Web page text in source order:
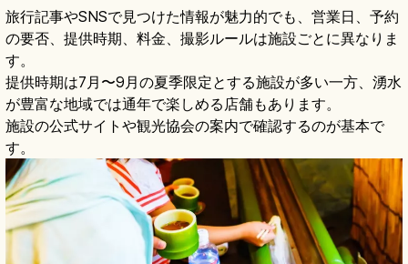
旅行記事やSNSで見つけた情報が魅力的でも、営業日、予約
の要否、提供時期、料金、撮影ルールは施設ごとに異なりま
す。
提供時期は7月〜9月の夏季限定とする施設が多い一方、湧水
が豊富な地域では通年で楽しめる店舗もあります。
施設の公式サイトや観光協会の案内で確認するのが基本で
す。